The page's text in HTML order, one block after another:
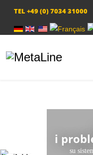
TEL +49 (0) 7034 31000
Seleziona la tua lingua
i
su